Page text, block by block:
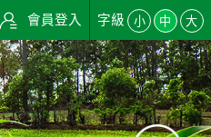
會員登入 字級 小 中 大